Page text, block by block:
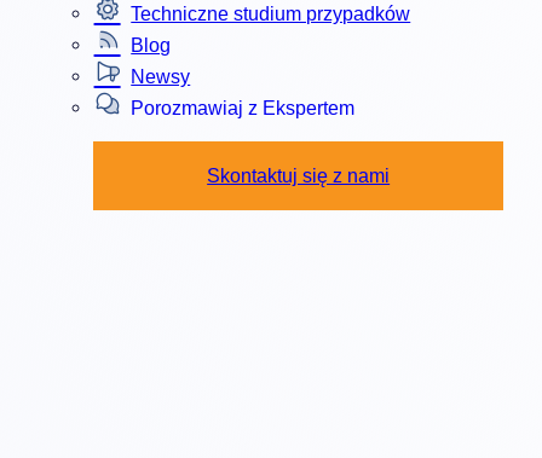
Techniczne studium przypadków
Blog
Newsy
Porozmawiaj z Ekspertem
Skontaktuj się z nami